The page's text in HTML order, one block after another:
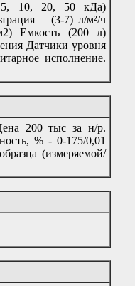
- 5, 10, 20, 50 кДа)
– (3-7) л/м²/ч
Емкость (200 л)
Датчики уровня
исполнение.
200 тыс за н/р.
% - 0-175/0,01
(измеряемой/